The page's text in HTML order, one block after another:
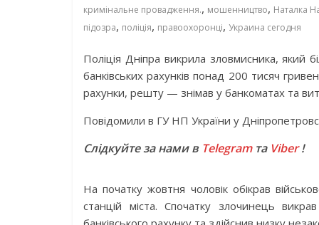
кримінальне провадження., мошенництво, Наталка
підозра, поліція, правоохоронці, Украина сегодня
Поліція Дніпра викрила зловмисника, який
банківських рахунків понад 200 тисяч
рахунки, решту — знімав у банкоматах та
Повідомили в ГУ НП України у
Слідкуйте за нами в Telegramта Viber!
На початку жовтня чоловік обікрав
станцій міста. Спочатку злочинець